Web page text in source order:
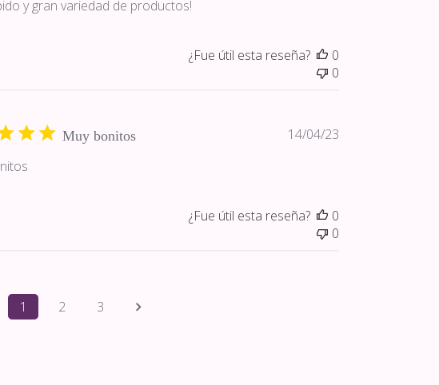
y gran variedad de productos!
¿Fue útil esta reseña?
0
0
Muy bonitos
Fecha
14/04/23
¿Fue útil esta reseña?
0
0
1 2 3